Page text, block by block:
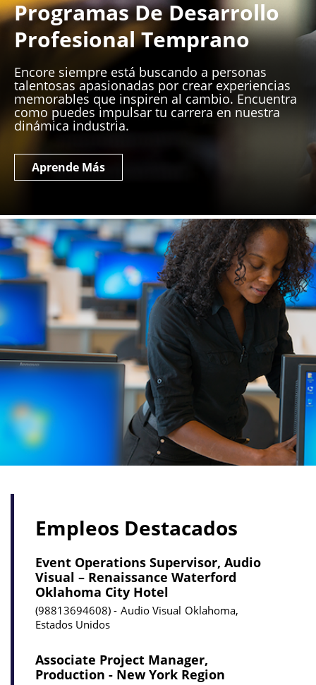
Programas De Desarrollo
Profesional Temprano
Encore siempre está buscando a personas
talentosas apasionadas por crear experiencias
memorables que inspiren al cambio. Encuentra
como puedes impulsar tu carrera en nuestra
dinámica industria.
Aprende Más
Empleos Destacados
Event Operations Supervisor, Audio
Visual – Renaissance Waterford
Oklahoma City Hotel
98813694608 Audio Visual Oklahoma,
Estados Unidos
Associate Project Manager,
Production - New York Region